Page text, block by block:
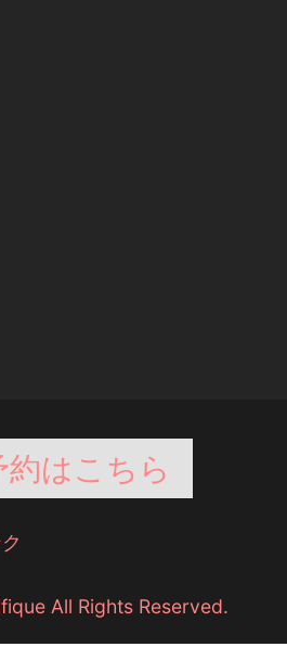
約はこちら
All Rights Reserved.